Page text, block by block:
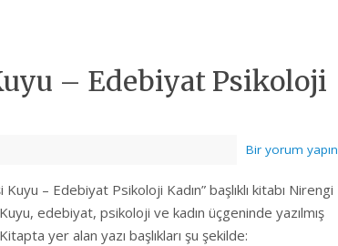
– Edebiyat Psikoloji
Bir yorum yapın
Kuyu – Edebiyat Psikoloji Kadın” başlıklı kitabı Nirengi
Kuyu, edebiyat, psikoloji ve kadın üçgeninde yazılmış
yer alan yazı başlıkları şu şekilde: